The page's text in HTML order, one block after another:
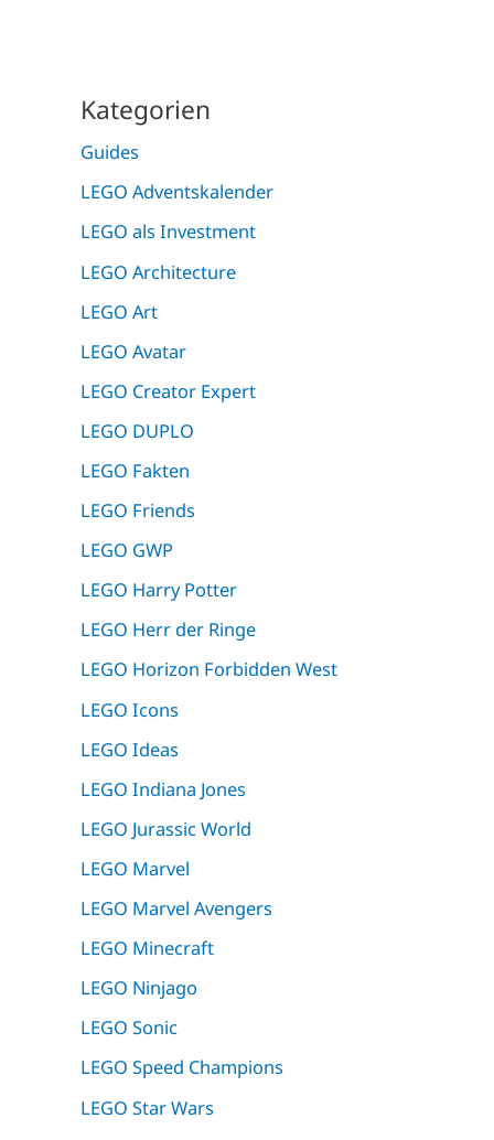
Kategorien
Guides
LEGO Adventskalender
LEGO als Investment
LEGO Architecture
LEGO Art
LEGO Avatar
LEGO Creator Expert
LEGO DUPLO
LEGO Fakten
LEGO Friends
LEGO GWP
LEGO Harry Potter
LEGO Herr der Ringe
LEGO Horizon Forbidden West
LEGO Icons
LEGO Ideas
LEGO Indiana Jones
LEGO Jurassic World
LEGO Marvel
LEGO Marvel Avengers
LEGO Minecraft
LEGO Ninjago
LEGO Sonic
LEGO Speed Champions
LEGO Star Wars